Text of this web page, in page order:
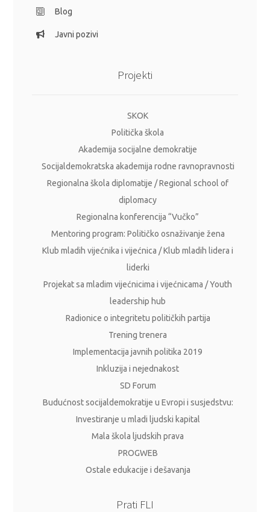
Blog
Javni pozivi
Projekti
SKOK
Politička škola
Akademija socijalne demokratije
Socijaldemokratska akademija rodne ravnopravnosti
Regionalna škola diplomatije / Regional school of
diplomacy
Regionalna konferencija “Vučko”
Mentoring program: Političko osnaživanje žena
Klub mladih vijećnika i vijećnica / Klub mladih lidera i
liderki
Projekat sa mladim vijećnicima i vijećnicama / Youth
leadership hub
Radionice o integritetu političkih partija
Trening trenera
Implementacija javnih politika 2019
Inkluzija i nejednakost
SD Forum
Budućnost socijaldemokratije u Evropi i susjedstvu:
Investiranje u mladi ljudski kapital
Mala škola ljudskih prava
PROGWEB
Ostale edukacije i dešavanja
Prati FLI